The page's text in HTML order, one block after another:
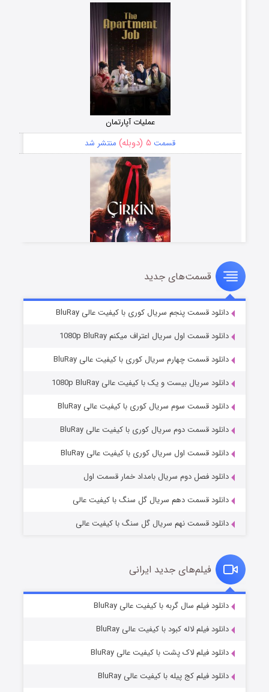
عملیات آپارتمان
قسمت ۵ (دوبله) منتشر شد
سریال زشت
قسمت۲ (زیرنویس) منتشر شد
مردگان متحرک: شهر مرده ۳
قسمت۲ (زیرنویس) منتشر شد
قسمت۷ (زیرنویس) منتشر شد
قسمت‌های جدید
دانلود قسمت پنجم سریال کوری با کیفیت عالی BluRay
دانلود قسمت اول سریال اعتراف میکنم 1080p BluRay
دانلود قسمت چهارم سریال کوری با کیفیت عالی BluRay
دانلود سریال بیست و یک با کیفیت عالی 1080p BluRay
دانلود قسمت سوم سریال کوری با کیفیت عالی BluRay
دانلود قسمت دوم سریال کوری با کیفیت عالی BluRay
دانلود قسمت اول سریال کوری با کیفیت عالی BluRay
دانلود فصل دوم سریال بامداد خمار قسمت اول
دانلود قسمت دهم سریال گل سنگ با کیفیت عالی
دانلود قسمت نهم سریال گل سنگ با کیفیت عالی
فیلم‌های جدید ایرانی
دانلود فیلم سال گربه با کیفیت عالی BluRay
دانلود فیلم لاله کبود با کیفیت عالی BluRay
دانلود فیلم لاک پشت با کیفیت عالی BluRay
دانلود فیلم کج‌ پیله با کیفیت عالی BluRay